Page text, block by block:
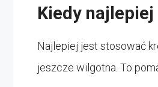
Kiedy
Najlepiej jest stosować
jeszcze wilgotna. To